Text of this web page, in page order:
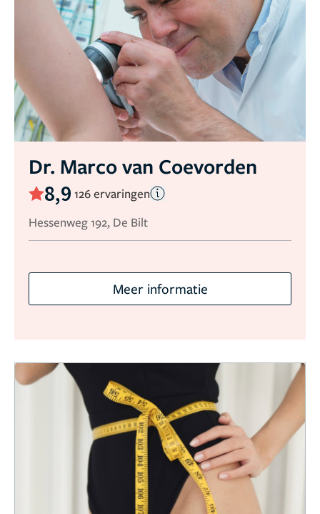
Dr. Marco van Coevorden
8,9 126 ervaringen
Hessenweg 192, De Bilt
Meer informatie